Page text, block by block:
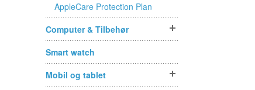
AppleCare Protection Plan
Computer & Tilbehør
Smart watch
Mobil og tablet